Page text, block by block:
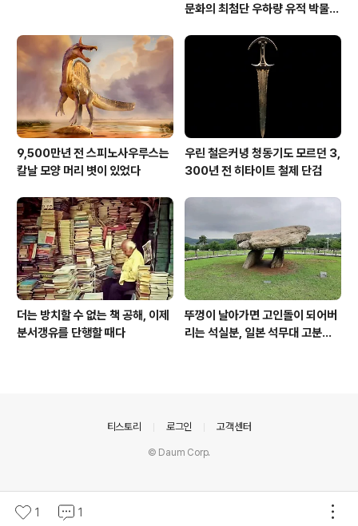
문화의 최첨단 우하량 유적 박물관
9,500만년 전 스피노사우루스는
칼날 모양 머리 볏이 있었다
우린 철은커녕 청동기도 모르던 3,
300년 전 히타이트 철제 단검
더는 방치할 수 없는 책 공해, 이제
분서갱유를 단행할 때다
뚜껑이 날아가면 고인돌이 되어버
리는 석실분, 일본 석무대 고분의
1 1
티스토리 로그인 고객센터
© Daum Corp.